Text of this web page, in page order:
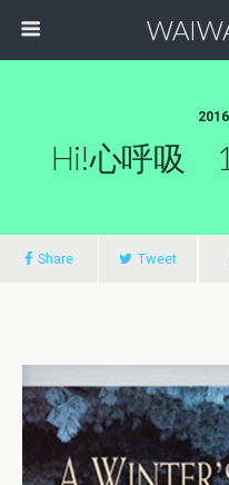
Hi!心呼吸
Share Tweet